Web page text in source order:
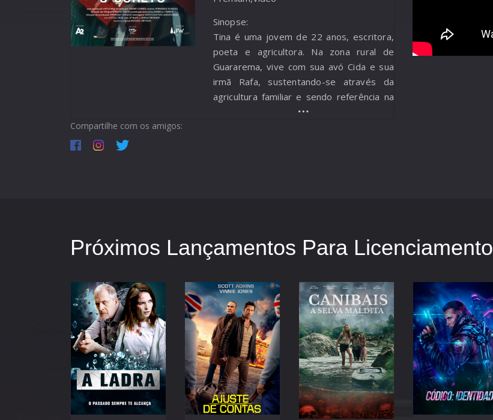
Sinopse:
Tina é uma jovem de 22 anos, escritora,
poeta e agricultora. Na zona rural de
Guararema, vive com sua avó Cida e sua
irmã Rafa, sustentando-se através da
agricultura familiar e sendo referência na
produção de orgânicos. Entre suas
Coreto” é um retrato da resistência
entrelaçando literatura, memória e
romance.
Compartilhe com os amigos:
Próximos Lançamentos Para Licenciamento